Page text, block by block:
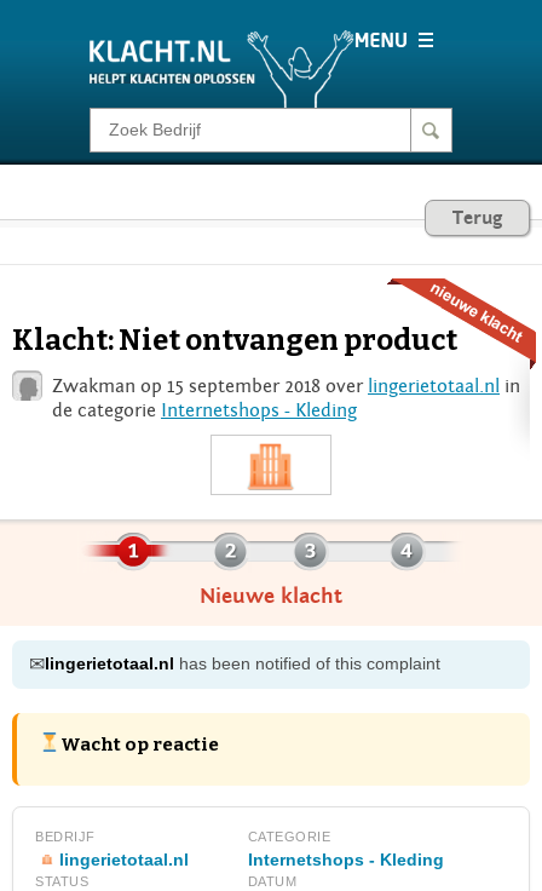
Klacht melden
Consumentenrecht Terug
Klacht: Niet ontvangen product
Zwakman op 15 september 2018 over lingerietotaal.nl in
de categorie Internetshops - Kleding
Nieuwe klacht
✉lingerietotaal.nl has been notified of this complaint
Wacht op reactie
BEDRIJF
lingerietotaal.nl
CATEGORIE
Internetshops - Kleding
STATUS DATUM